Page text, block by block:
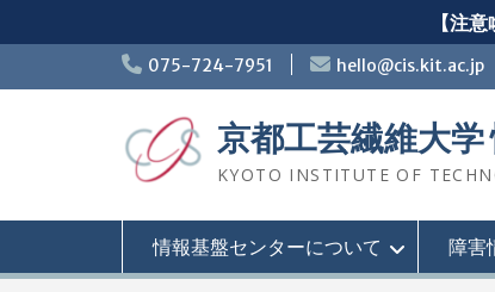
【注
075-724-7951 hello@cis.kit.ac.jp
京都工芸繊維大
KYOTO INSTITUTE OF
情報基盤センターについて 障害